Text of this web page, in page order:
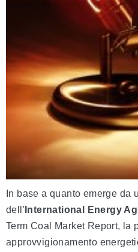
In base a quanto emerge da
dell' International Energy
Term Coal Market Report, la
approvvigionamento